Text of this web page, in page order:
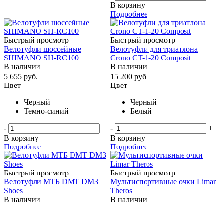
В корзину
Подробнее
Быстрый просмотр
Велотуфли шоссейные
SHIMANO SH-RC100
В наличии
5 655 руб.
Цвет
Черный
Темно-синий
-
+
В корзину
Подробнее
Быстрый просмотр
Велотуфли для триатлона
Crono CT-1-20 Composit
В наличии
15 200 руб.
Цвет
Черный
Белый
-
+
В корзину
Подробнее
Быстрый просмотр
Велотуфли МТБ DMT DM3
Shoes
В наличии
Быстрый просмотр
Мультиспортивные очки Limar
Theros
В наличии